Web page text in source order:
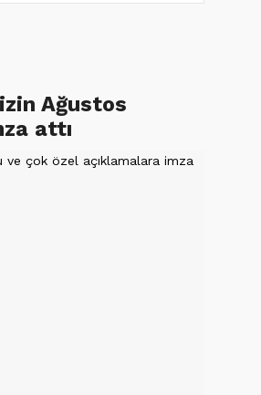
Ağustos
attı